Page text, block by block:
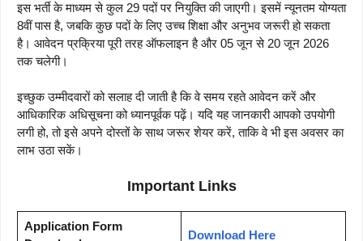
इस भर्ती के माध्यम से कुल 29 पदों पर नियुक्ति की जाएगी। इसमें न्यूनतम योग्यता
8वीं पास है, जबकि कुछ पदों के लिए उच्च शिक्षा और अनुभव जरूरी हो सकता
है। आवेदन प्रक्रिया पूरी तरह ऑफलाइन है और 05 जून से 20 जून 2026
तक चलेगी।
इच्छुक उम्मीदवारों को सलाह दी जाती है कि वे समय रहते आवेदन करें और
आधिकारिक अधिसूचना को ध्यानपूर्वक पढ़ें। यदि यह जानकारी आपको उपयोगी
लगी हो, तो इसे अपने दोस्तों के साथ जरूर शेयर करें, ताकि वे भी इस अवसर का
लाभ उठा सकें।
Important Links
Application Form
Download Here